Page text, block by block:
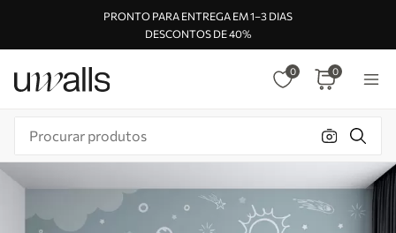
PRONTO PARA ENTREGA EM 1–3 DIAS
DESCONTOS DE 40%
0 0